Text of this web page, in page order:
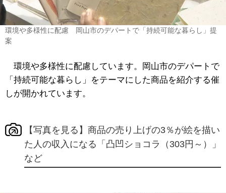
環境や多様性に配慮 岡山市のデパートで「持続可能な暮らし」提
案
環境や多様性に配慮しています。岡山市のデパートで
「持続可能な暮らし」をテーマにした商品を紹介する催
しが開かれています。
【写真を見る】商品の売り上げの3％が絵を描い
た人の収入になる「凸凹ショコラ（303円～）」
など